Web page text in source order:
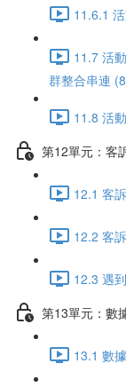
11.6.1
11.7 活
群整合串連
11.8 活
第12單元：客
12.1 客
12.2 客
12.3 遇
第13單元：數
13.1 數